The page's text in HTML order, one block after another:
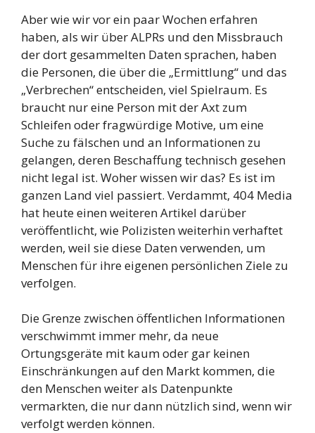
Aber wie wir vor ein paar Wochen erfahren
haben, als wir über ALPRs und den Missbrauch
der dort gesammelten Daten sprachen, haben
die Personen, die über die „Ermittlung“ und das
„Verbrechen“ entscheiden, viel Spielraum. Es
braucht nur eine Person mit der Axt zum
Schleifen oder fragwürdige Motive, um eine
Suche zu fälschen und an Informationen zu
gelangen, deren Beschaffung technisch gesehen
nicht legal ist. Woher wissen wir das? Es ist im
ganzen Land viel passiert. Verdammt, 404 Media
hat heute einen weiteren Artikel darüber
veröffentlicht, wie Polizisten weiterhin verhaftet
werden, weil sie diese Daten verwenden, um
Menschen für ihre eigenen persönlichen Ziele zu
verfolgen.
Die Grenze zwischen öffentlichen Informationen
verschwimmt immer mehr, da neue
Ortungsgeräte mit kaum oder gar keinen
Einschränkungen auf den Markt kommen, die
den Menschen weiter als Datenpunkte
vermarkten, die nur dann nützlich sind, wenn wir
verfolgt werden können.